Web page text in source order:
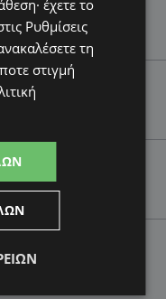
και στη σύζυγο
την
κίτρινη
τίθεται σε ισχύ
γυναίκα – Η
Κλειστή λωρίδα
έχετε το
Ρυθμίσεις
τη
στιγμή